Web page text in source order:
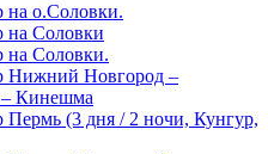
на о.Соловки.
на Соловки
на Соловки.
Нижний Новгород –
– Кинешма
(3 дня / 2 ночи, Кунгур,